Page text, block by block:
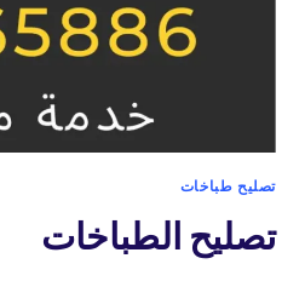
تصليح طباخات
تصليح الطباخات